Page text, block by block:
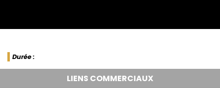
Durée :
LIENS COMMERCIAUX